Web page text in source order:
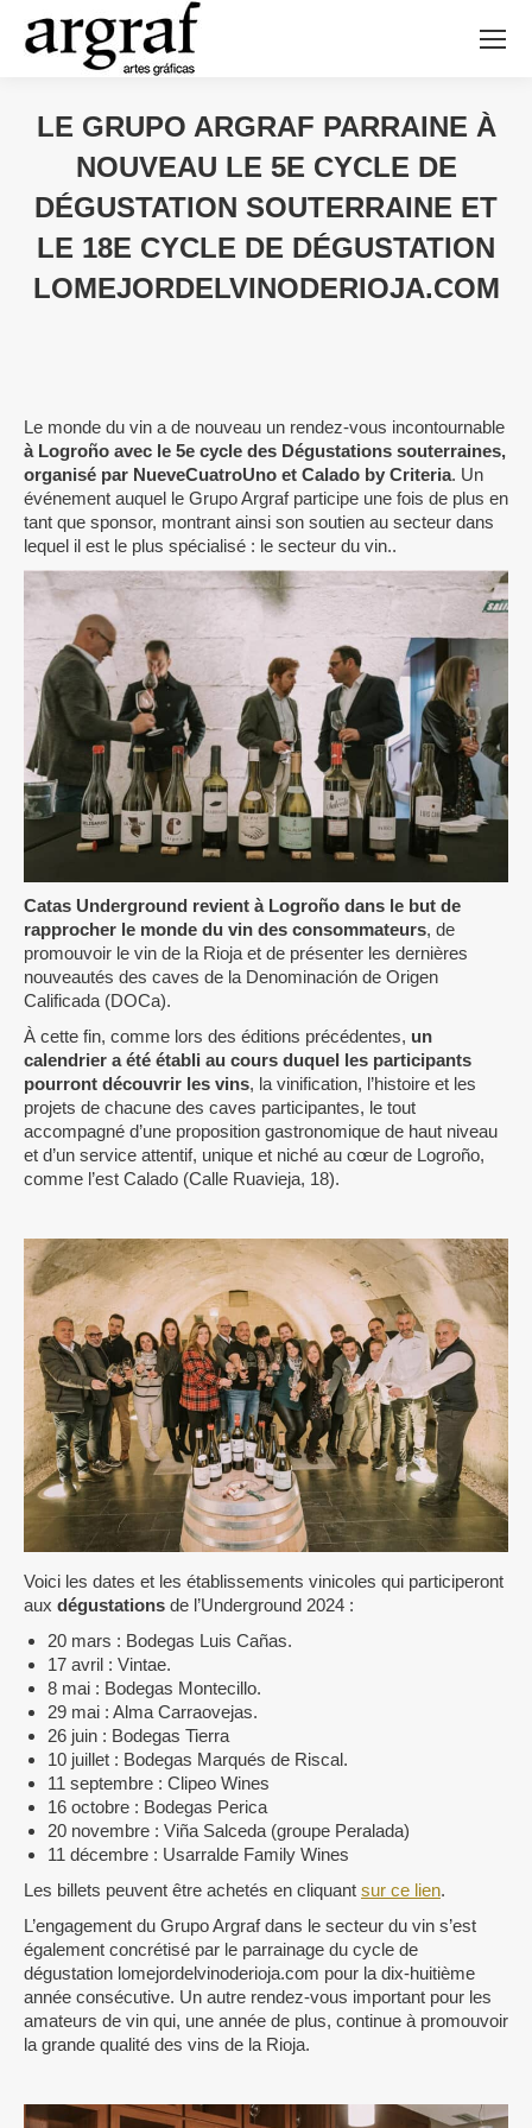
LE GRUPO ARGRAF PARRAINE À
NOUVEAU LE 5E CYCLE DE
DÉGUSTATION SOUTERRAINE ET
LE 18E CYCLE DE DÉGUSTATION
LOMEJORDELVINODERIOJA.COM
Le monde du vin a de nouveau un rendez-vous incontournable
à Logroño avec le 5e cycle des Dégustations souterraines,
organisé par NueveCuatroUno et Calado by Criteria. Un
événement auquel le Grupo Argraf participe une fois de plus en
tant que sponsor, montrant ainsi son soutien au secteur dans
lequel il est le plus spécialisé : le secteur du vin..
Catas Underground revient à Logroño dans le but de
rapprocher le monde du vin des consommateurs, de
promouvoir le vin de la Rioja et de présenter les dernières
nouveautés des caves de la Denominación de Origen
Calificada (DOCa).
À cette fin, comme lors des éditions précédentes, un
calendrier a été établi au cours duquel les participants
pourront découvrir les vins, la vinification, l’histoire et les
projets de chacune des caves participantes, le tout
accompagné d’une proposition gastronomique de haut niveau
et d’un service attentif, unique et niché au cœur de Logroño,
comme l’est Calado (Calle Ruavieja, 18).
Voici les dates et les établissements vinicoles qui participeront
aux dégustations de l’Underground 2024 :
20 mars : Bodegas Luis Cañas.
17 avril : Vintae.
8 mai : Bodegas Montecillo.
29 mai : Alma Carraovejas.
26 juin : Bodegas Tierra
10 juillet : Bodegas Marqués de Riscal.
11 septembre : Clipeo Wines
16 octobre : Bodegas Perica
20 novembre : Viña Salceda (groupe Peralada)
11 décembre : Usarralde Family Wines
Les billets peuvent être achetés en cliquant sur ce lien.
L’engagement du Grupo Argraf dans le secteur du vin s’est
également concrétisé par le parrainage du cycle de
dégustation lomejordelvinoderioja.com pour la dix-huitième
année consécutive. Un autre rendez-vous important pour les
amateurs de vin qui, une année de plus, continue à promouvoir
la grande qualité des vins de la Rioja.